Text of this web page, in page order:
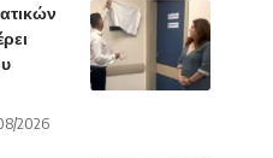
2026